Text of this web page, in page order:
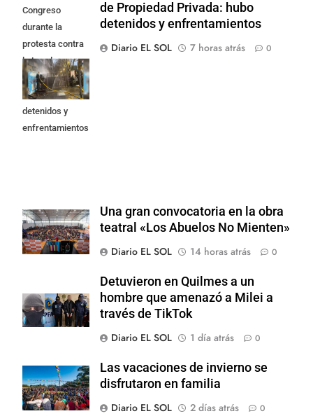
Congreso
durante la
protesta contra
la Ley de
Propiedad
Privada: hubo
detenidos y
enfrentamientos
de Propiedad Privada: hubo
detenidos y enfrentamientos
Diario EL SOL
7 horas atrás 0
Una gran convocatoria en la obra
teatral «Los Abuelos No Mienten»
Diario EL SOL
14 horas atrás 0
Detuvieron en Quilmes a un
hombre que amenazó a Milei a
través de TikTok
Diario EL SOL
1 día atrás 0
Las vacaciones de invierno se
disfrutaron en familia
Diario EL SOL
2 días atrás 0